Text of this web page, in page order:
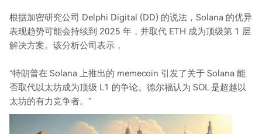
根据加密研究公司 Delphi Digital (DD) 的说法，Solana 的优异
表现趋势可能会持续到 2025 年，并取代 ETH 成为顶级第 1 层
解决方案。该分析公司表示，
“特朗普在 Solana 上推出的 memecoin 引发了关于 Solana 能
否取代以太坊成为顶级 L1 的争论。德尔福认为 SOL 是超越以
太坊的有力竞争者。”